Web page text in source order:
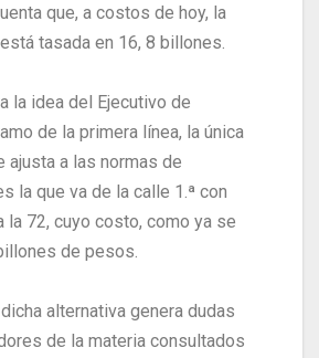
que, a costos de hoy, la
tasada en 16, 8 billones.
la idea del Ejecutivo de
de la primera línea, la única
ajusta a las normas de
la que va de la calle 1.ª con
la 72, cuyo costo, como ya se
de pesos.
alternativa genera dudas
de la materia consultados